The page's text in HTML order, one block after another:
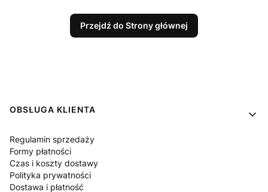
Przejdź do Strony głównej
Linki w stopce
OBSŁUGA KLIENTA
Regulamin sprzedaży
Formy płatności
Czas i koszty dostawy
Polityka prywatności
Dostawa i płatność